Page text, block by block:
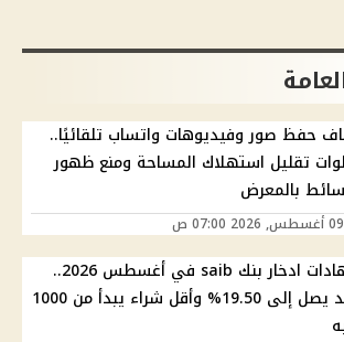
حفظ صور وفيديوهات واتساب تلقائيًا..
تقليل استهلاك المساحة ومنع ظهور
بالمعرض
شهادات ادخار بنك saib في أغسطس 2026..
عائد يصل إلى 19.50% وأقل شراء يبدأ من 1000